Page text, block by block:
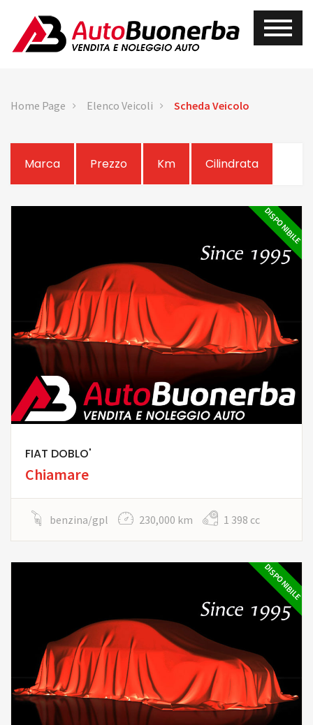
Home Page Elenco Veicoli Scheda Veicolo
Marca Prezzo Km Cilindrata
DISPONIBILE
FIAT DOBLO'
Chiamare
benzina/gpl 230,000 km 1 398 cc
DISPONIBILE